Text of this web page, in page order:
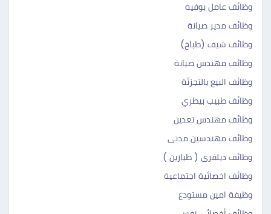
وظائف عامل بوفيه
وظائف مدير صيانة
وظائف شيف (طباخ)
وظائف مهندس صيانة
وظائف البيع بالتجزئة
وظائف طبيب بيطري
وظائف مهندس تعدين
وظائف مهندسين مدنى
وظائف ديلفرى ( طيارين )
وظائف اخصائية اجتماعية
وظيفة امين مستودع